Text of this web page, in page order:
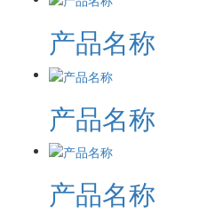
产品名称
产品名称
产品名称